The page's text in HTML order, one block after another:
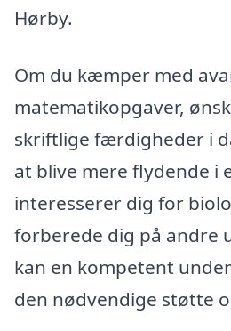
Hørby.
Om du kæmper med
matematikopgaver,
skriftlige færdigheder i
at blive mere flydende i
interesserer dig for
forberede dig på andre
kan en kompetent
den nødvendige støtte